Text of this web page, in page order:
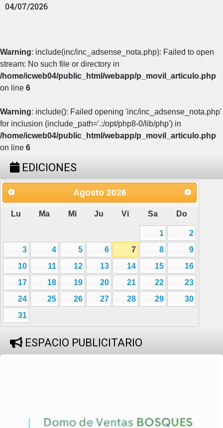
04/07/2026
Warning: include(inc/inc_adsense_nota.php): Failed to open
stream: No such file or directory in
/home/icweb04/public_html/webapp/p_movil_articulo.php
on line 6
Warning: include(): Failed opening 'inc/inc_adsense_nota.php'
for inclusion (include_path='.:/opt/php8-0/lib/php') in
/home/icweb04/public_html/webapp/p_movil_articulo.php
on line 6
EDICIONES
Agosto 2026
Lu Ma Mi Ju Vi Sa Do
1
2
3
4 5 6 7 8
9
10
11 12 13 14 15
16
17
18 19 20 21 22
23
24
25 26 27 28 29
30
31
ESPACIO PUBLICITARIO